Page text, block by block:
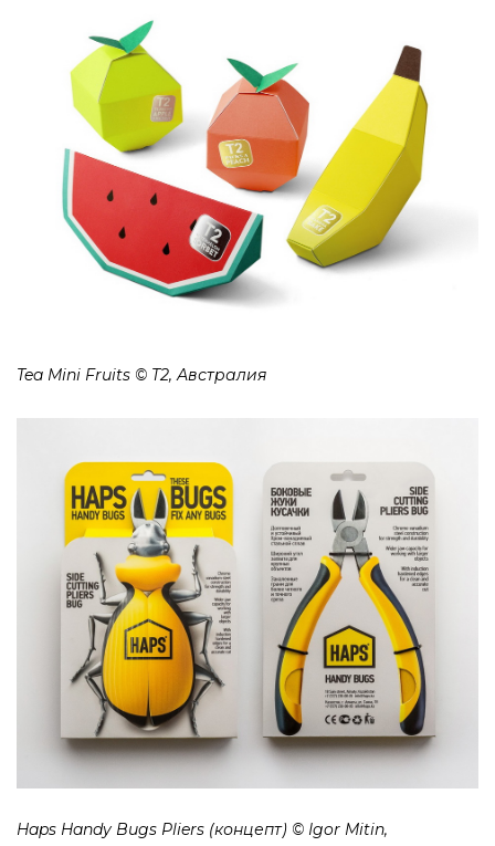
Tea Mini Fruits © T2, Австралия
Haps Handy Bugs Pliers (концепт) © Igor Mitin,